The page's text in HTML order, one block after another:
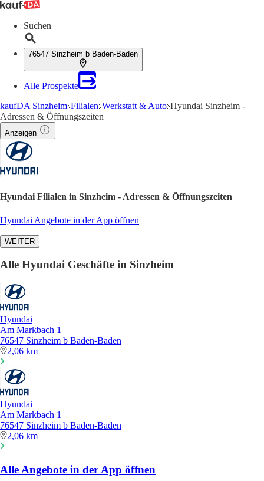
Suchen
76547 Sinzheim b Baden-Baden
Alle Prospekte
kaufDA Sinzheim Filialen Werkstatt & Auto Hyundai Sinzheim -
Adressen & Öffnungszeiten
Anzeigen
Hyundai Filialen in Sinzheim - Adressen & Öffnungszeiten
Hyundai Angebote in der App öffnen
WEITER
Alle Hyundai Geschäfte in Sinzheim
Hyundai
Am Markbach 1
76547 Sinzheim b Baden-Baden
2,06 km
Hyundai
Am Markbach 1
76547 Sinzheim b Baden-Baden
2,06 km
Alle Angebote in der App öffnen